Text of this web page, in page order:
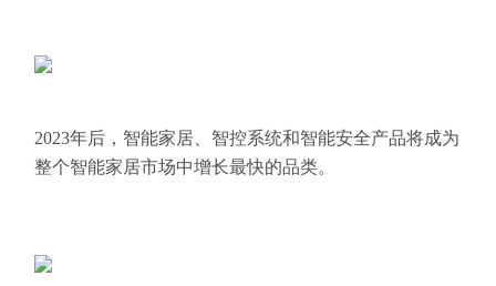
2023年后，智能家居、智控系统和智能安全产品将成为
整个智能家居市场中增长最快的品类。